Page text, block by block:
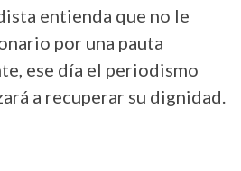
entienda que no le
por una pauta
ese día el periodismo
a recuperar su dignidad.